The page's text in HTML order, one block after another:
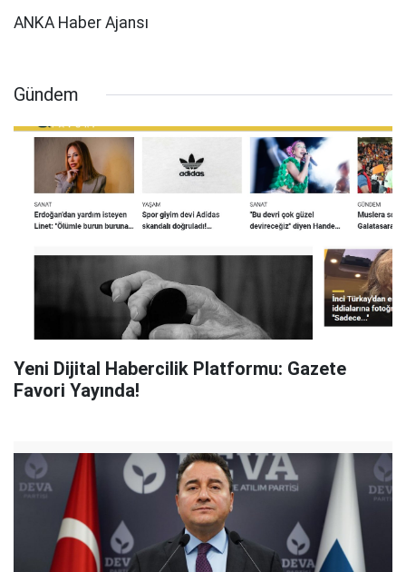
ANKA Haber Ajansı
Gündem
Yeni Dijital Habercilik Platformu: Gazete
Favori Yayında!